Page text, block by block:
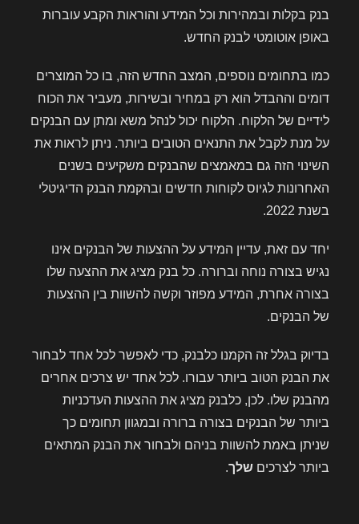
בנק בקלות ובמהירות וכל המידע והוראות הקבע עוברות
באופן אוטומטי לבנק החדש.
כמו בתחומים נוספים, המצב החדש הזה, בו כל המוצרים
דומים וההבדל הוא רק במחיר ובשירות, מעביר את הכוח
לידיים של הלקוח. הלקוח יכול לנהל משא ומתן עם הבנקים
על מנת לקבל את התנאים הטובים ביותר. ניתן לראות את
השינוי הזה גם במאמצים שהבנקים משקיעים בשנים
האחרונות לגיוס לקוחות חדשים ובהקמת הבנק הדיגיטלי
בשנת 2022.
יחד עם זאת, עדיין המידע על ההצעות של הבנקים אינו
נגיש בצורה נוחה וברורה. כל בנק מציג את ההצעה שלו
בצורה אחרת, המידע מפוזר וקשה להשוות בין ההצעות
של הבנקים.
בדיוק בגלל זה הקמנו כלבנק, כדי לאפשר לכל אחד לבחור
את הבנק הטוב ביותר עבורו. לכל אחד יש צרכים אחרים
מהבנק שלו. לכן, כלבנק מציג את ההצעות העדכניות
ביותר של הבנקים בצורה ברורה ובמגוון תחומים כך
שניתן באמת להשוות בניהם ולבחור את הבנק המתאים
ביותר לצרכיםשלך.